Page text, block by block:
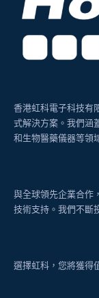
香港虹科電子科技有
式解決方案。我們涵
和生物醫藥儀器等領
與全球領先企業合作
技術支持。我們不斷
選擇虹科，您將獲得